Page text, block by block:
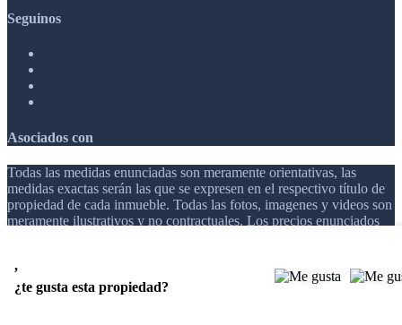
,
¿te gusta esta propiedad?
Seguinos
Asociados con
Todas las medidas enunciadas son meramente orientativas, las
medidas exactas serán las que se expresen en el respectivo título de
propiedad de cada inmueble. Todas las fotos, imagenes y videos son
meramente ilustrativos y no contractuales. Los precios enunciados
© 2026 AR INVERSIONES.